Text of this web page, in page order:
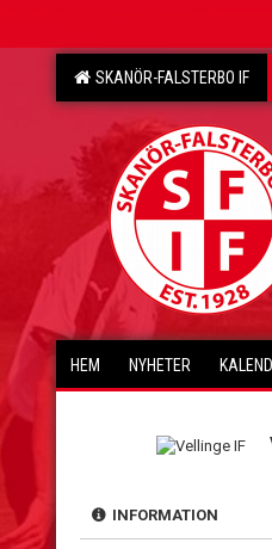
SKANÖR-FALSTERBO IF
HEM NYHETER
INFORMATION